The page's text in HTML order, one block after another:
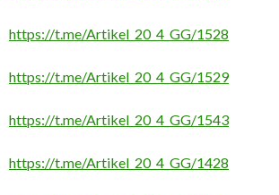
https://t.me/Artikel_20_4_GG/1528
https://t.me/Artikel_20_4_GG/1529
https://t.me/Artikel_20_4_GG/1543
https://t.me/Artikel_20_4_GG/1428